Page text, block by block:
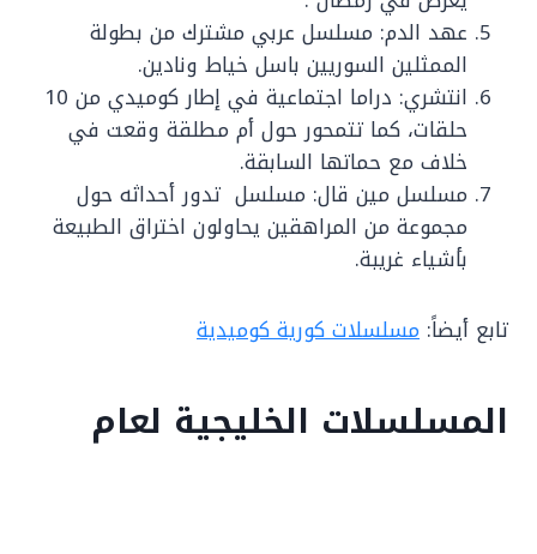
عهد الدم: مسلسل عربي مشترك من بطولة
الممثلين السوريين باسل خياط ونادين.
انتشري: دراما اجتماعية في إطار كوميدي من 10
حلقات، كما تتمحور حول أم مطلقة وقعت في
خلاف مع حماتها السابقة.
مسلسل مين قال: مسلسل تدور أحداثه حول
مجموعة من المراهقين يحاولون اختراق الطبيعة
بأشياء غريبة.
تابع أيضاً: مسلسلات كورية كوميدية
المسلسلات الخليجية لعام